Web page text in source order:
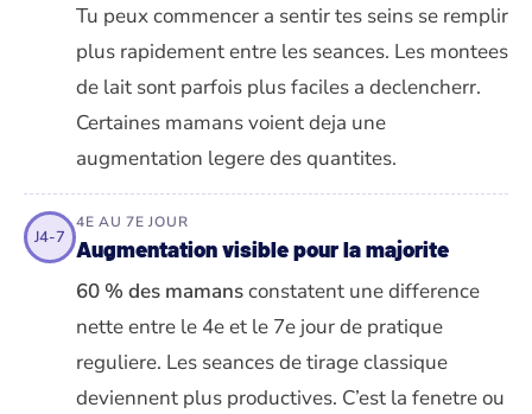
Tu peux commencer a sentir tes seins se remplir
plus rapidement entre les seances. Les montees
de lait sont parfois plus faciles a declencherr.
Certaines mamans voient deja une
augmentation legere des quantites.
J4-7
4E AU 7E JOUR
Augmentation visible pour la majorite
60 % des mamansconstatent une difference
nette entre le 4e et le 7e jour de pratique
reguliere. Les seances de tirage classique
deviennent plus productives. C’est la fenetre ou